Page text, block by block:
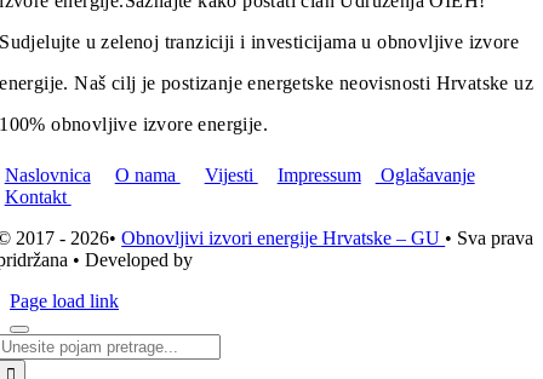
Sudjelujte u zelenoj tranziciji i investicijama u obnovljive izvore
energije. Naš cilj je postizanje energetske neovisnosti Hrvatske uz
100% obnovljive izvore energije.
Naslovnica O nama Vijesti Impressum
Oglašavanje
Kontakt
2017 - 2026•Obnovljivi izvori energije Hrvatske – GU • Sva prava
• Developed by
Page load link